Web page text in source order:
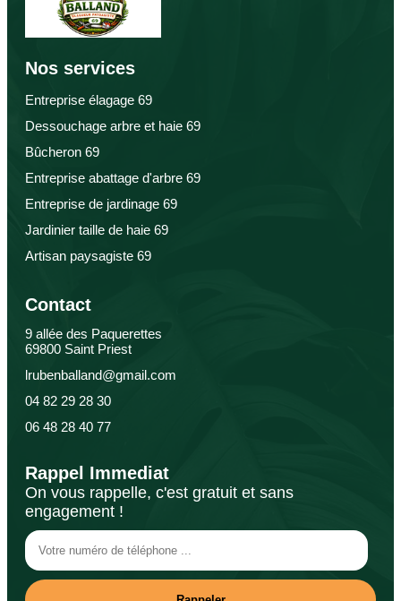
Nos services
Entreprise élagage 69
Dessouchage arbre et haie 69
Bûcheron 69
Entreprise abattage d'arbre 69
Entreprise de jardinage 69
Jardinier taille de haie 69
Artisan paysagiste 69
Contact
9 allée des Paquerettes
69800 Saint Priest
lrubenballand@gmail.com
04 82 29 28 30
06 48 28 40 77
Rappel Immediat
On vous rappelle, c'est gratuit et sans
engagement !